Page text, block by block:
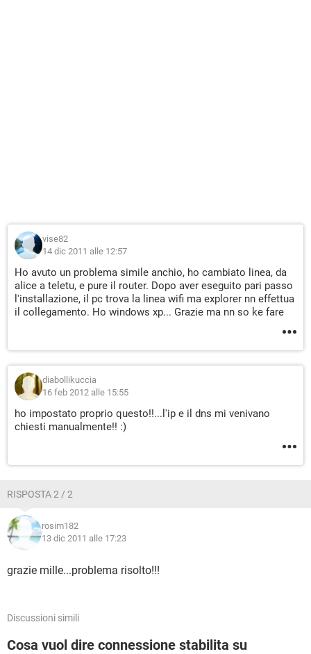
vise82
14 dic 2011 alle 12:57
Ho avuto un problema simile anchio, ho cambiato linea, da
alice a teletu, e pure il router. Dopo aver eseguito pari passo
l'installazione, il pc trova la linea wifi ma explorer nn effettua
il collegamento. Ho windows xp... Grazie ma nn so ke fare
diabollikuccia
16 feb 2012 alle 15:55
ho impostato proprio questo!!...l'ip e il dns mi venivano
chiesti manualmente!! :)
RISPOSTA 2 / 2
rosim182
13 dic 2011 alle 17:23
grazie mille...problema risolto!!!
Discussioni simili
Cosa vuol dire connessione stabilita su